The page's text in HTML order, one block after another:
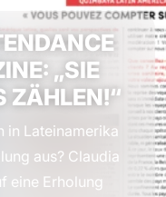
„SIE
ZÄHLEN!“
in Lateinamerika
aus? Claudia
eine Erholung